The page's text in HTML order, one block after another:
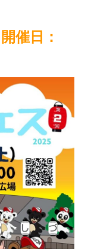
開催日：